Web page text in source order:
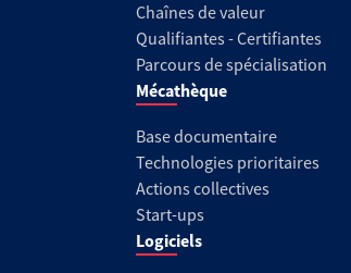
Chaînes de valeur
Qualifiantes - Certifiantes
Parcours de spécialisation
Mécathèque
Base documentaire
Technologies prioritaires
Actions collectives
Start-ups
Logiciels